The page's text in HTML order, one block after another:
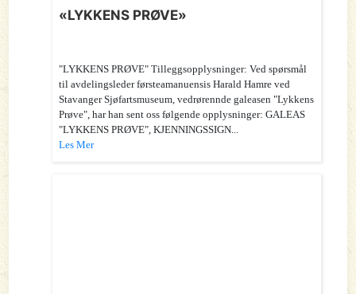
«LYKKENS PRØVE»
"LYKKENS PRØVE" Tilleggsopplysninger: Ved spørsmål
til avdelingsleder førsteamanuensis Harald Hamre ved
Stavanger Sjøfartsmuseum, vedrørennde galeasen "Lykkens
Prøve", har han sent oss følgende opplysninger: GALEAS
"LYKKENS PRØVE", KJENNINGSSIGN...
Les Mer